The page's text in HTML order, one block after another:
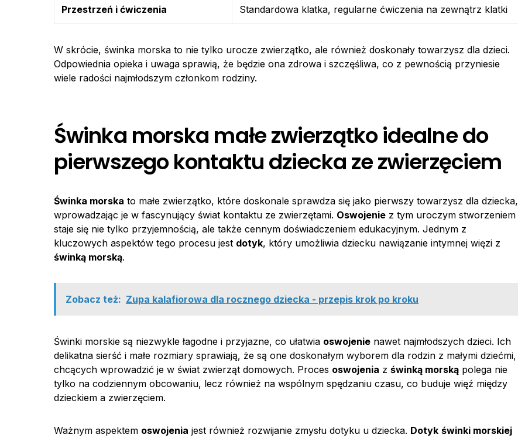
Przestrzeń i ćwiczenia Standardowa klatka, regularne ćwiczenia na zewnątrz klatki
W skrócie, świnka morska to nie tylko urocze zwierzątko, ale również doskonały towarzysz dla dzieci.
Odpowiednia opieka i uwaga sprawią, że będzie ona zdrowa i szczęśliwa, co z pewnością przyniesie
wiele radości najmłodszym członkom rodziny.
Świnka morska małe zwierzątko idealne do
pierwszego kontaktu dziecka ze zwierzęciem
Świnka morska to małe zwierzątko, które doskonale sprawdza się jako pierwszy towarzysz dla dziecka,
wprowadzając je w fascynujący świat kontaktu ze zwierzętami. Oswojenie z tym uroczym stworzeniem
staje się nie tylko przyjemnością, ale także cennym doświadczeniem edukacyjnym. Jednym z
kluczowych aspektów tego procesu jest dotyk, który umożliwia dziecku nawiązanie intymnej więzi z
świnką morską.
Zobacz też: Zupa kalafiorowa dla rocznego dziecka - przepis krok po kroku
Świnki morskie są niezwykle łagodne i przyjazne, co ułatwia oswojenie nawet najmłodszych dzieci. Ich
delikatna sierść i małe rozmiary sprawiają, że są one doskonałym wyborem dla rodzin z małymi dziećmi,
chcących wprowadzić je w świat zwierząt domowych. Proces oswojenia z świnką morską polega nie
tylko na codziennym obcowaniu, lecz również na wspólnym spędzaniu czasu, co buduje więź między
dzieckiem a zwierzęciem.
Ważnym aspektem oswojenia jest również rozwijanie zmysłu dotyku u dziecka. Dotyk świnki morskiej